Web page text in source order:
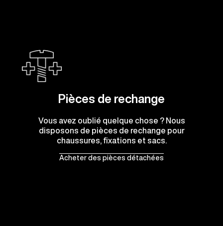
Pièces de rechange
Vous avez oublié quelque chose ? Nous
disposons de pièces de rechange pour
chaussures, fixations et sacs.
Acheter des pièces détachées